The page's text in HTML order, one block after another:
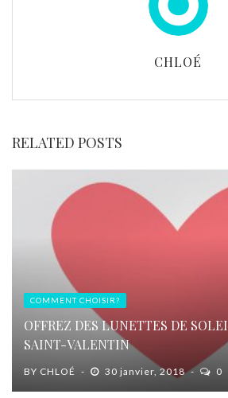
CHLOÉ
RELATED POSTS
COMMENT CHOISIR?
OFFREZ DES LUNETTES DE
SAINT-VALENTIN
BY CHLOÉ 30 janvier, 2018 0